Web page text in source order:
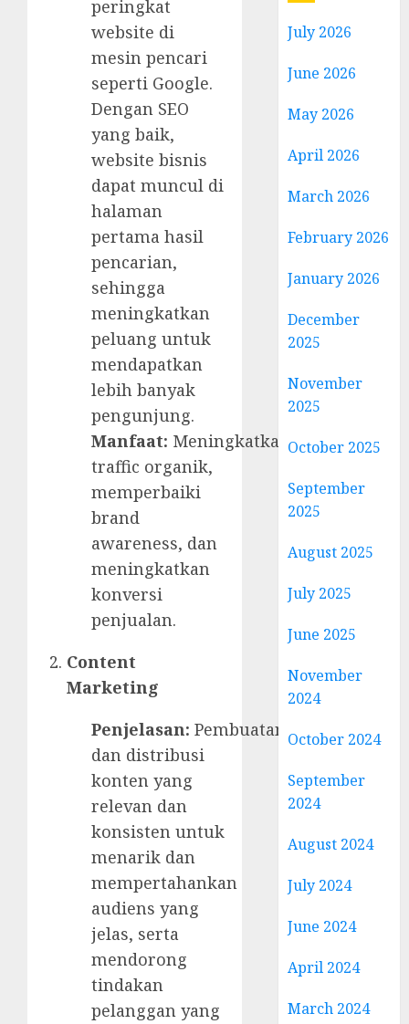
peringkat
website di
mesin pencari
seperti Google.
Dengan SEO
yang baik,
website bisnis
dapat muncul di
halaman
pertama hasil
pencarian,
sehingga
meningkatkan
peluang untuk
mendapatkan
lebih banyak
pengunjung.
Manfaat: Meningkatkan
traffic organik,
memperbaiki
brand
awareness, dan
meningkatkan
konversi
penjualan.
Content
Marketing
Penjelasan: Pembuatan
dan distribusi
konten yang
relevan dan
konsisten untuk
menarik dan
mempertahankan
audiens yang
jelas, serta
mendorong
tindakan
pelanggan yang
July 2026
June 2026
May 2026
April 2026
March 2026
February 2026
January 2026
December
2025
November
2025
October 2025
September
2025
August 2025
July 2025
June 2025
November
2024
October 2024
September
2024
August 2024
July 2024
June 2024
April 2024
March 2024